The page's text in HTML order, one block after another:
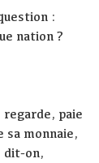
:
nation ?
paie
monnaie,
dit-on,